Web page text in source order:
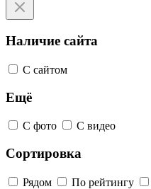
Наличие сайта
С сайтом
Ещё
С фото С видео
Сортировка
Рядом По рейтингу